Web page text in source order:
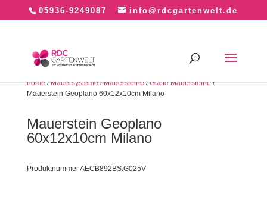
05936-9249087 info@rdcgartenwelt.de
home/Mauersysteme / Mauersteine/Glatte Mauersteine/
Mauerstein Geoplano 60x12x10cm Milano
Mauerstein Geoplano
60x12x10cm Milano
Produktnummer AECB892BS.G025V